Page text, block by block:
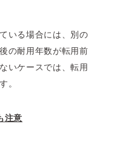
いる場合には、別の
の耐用年数が転用前
いケースでは、転用
。
注意